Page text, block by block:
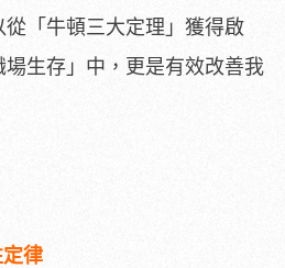
「牛頓三大定理」獲得啟
生存」中，更是有效改善我
律